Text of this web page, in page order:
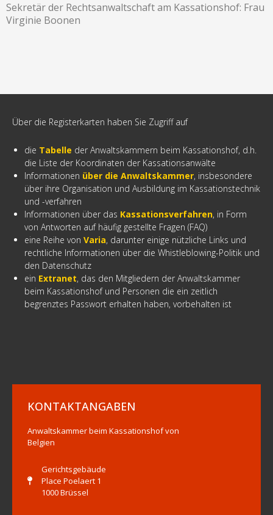
Sekretär der Rechtsanwaltschaft am Kassationshof: Frau
Virginie Boonen
Über die Registerkarten haben Sie Zugriff auf
die Tabelle der Anwaltskammern beim Kassationshof, d.h.
die Liste der Koordinaten der Kassationsanwälte
Informationen über die Anwaltskammer, insbesondere
über ihre Organisation und Ausbildung im Kassationstechnik
und -verfahren
Informationen über das Kassationsverfahren, in Form
von Antworten auf häufig gestellte Fragen (FAQ)
eine Reihe von Varia, darunter einige nützliche Links und
rechtliche Informationen über die Whistleblowing-Politik und
den Datenschutz
ein Extranet, das den Mitgliedern der Anwaltskammer
beim Kassationshof und Personen die ein zeitlich
begrenztes Passwort erhalten haben, vorbehalten ist
KONTAKTANGABEN
Anwaltskammer beim Kassationshof von
Belgien
Gerichtsgebäude
Place Poelaert 1
1000 Brüssel